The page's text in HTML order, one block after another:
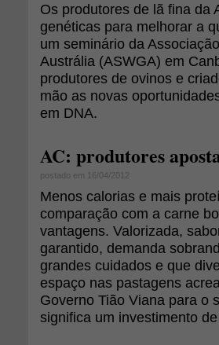
Os produtores de lã fina da
genéticas para melhorar a
um seminário da
Austrália (ASWGA) em
produtores de ovinos e
mão as novas
em DNA.
AC: produtores
postado em 16/04/2012
Menos calorias e mais
comparação com a carne
vantagens. Valorizada,
garantido, demanda
grandes cuidados e que
espaço nas pastagens
Governo Tião Viana para o
significa um investimento